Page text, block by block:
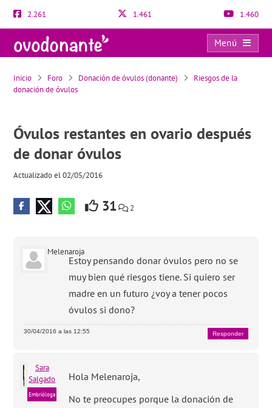
2.261 1.461 1.460
Menú
Óvulos restantes en ovario después de donar óvulos
Inicio Foro Donación de óvulos (donante)
Riesgos de la
donación de óvulos
Óvulos restantes en ovario después
de donar óvulos
Actualizado el 02/05/2016
31 2
Melenaroja
Estoy pensando donar óvulos pero no se
muy bien qué riesgos tiene. Si quiero ser
madre en un futuro ¿voy a tener pocos
óvulos si dono?
30/04/2016 a las 12:55 Responder
Sara
Salgado
Embrióloga
Hola Melenaroja,
No te preocupes porque la donación de